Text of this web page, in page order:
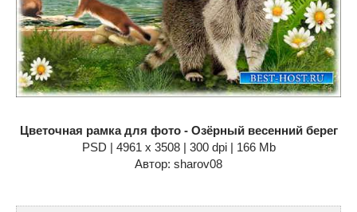
Цветочная рамка для фото - Озёрный весенний берег
PSD | 4961 х 3508 | 300 dpi | 166 Mb
Автор: sharov08